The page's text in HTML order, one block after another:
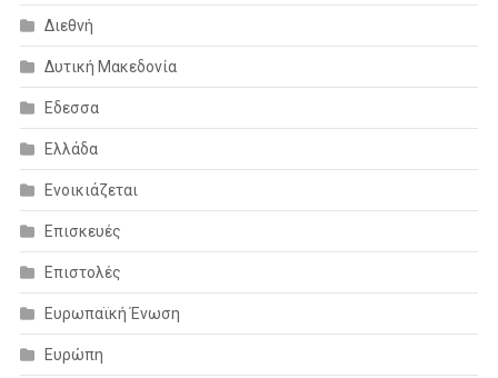
Διεθνή
Δυτική Μακεδονία
Εδεσσα
Ελλάδα
Ενοικιάζεται
Επισκευές
Επιστολές
Ευρωπαϊκή Ένωση
Ευρώπη